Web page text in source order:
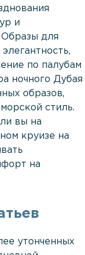
и
Образы для
по палубам
ночного Дубая
образов,
стиль.
вы на
круизе на
на
утонченных